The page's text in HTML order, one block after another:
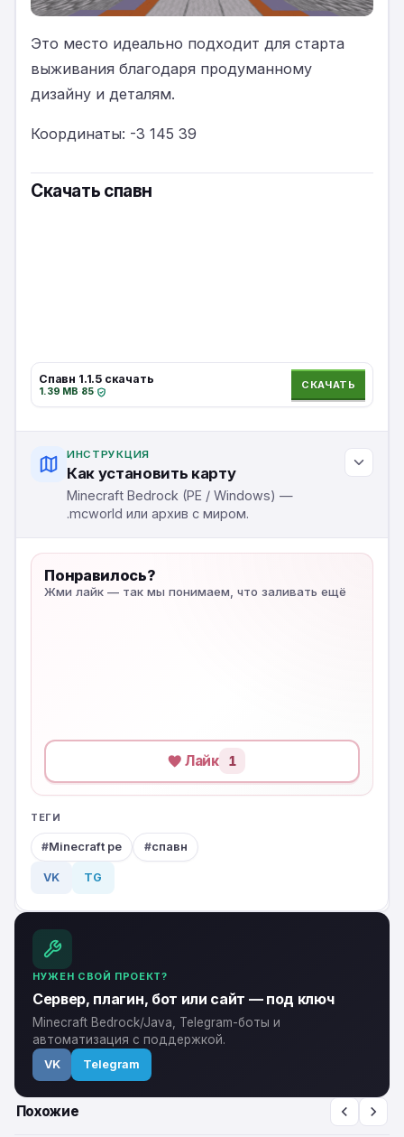
Это место идеально подходит для старта
выживания благодаря продуманному
дизайну и деталям.
Координаты: -3 145 39
Скачать спавн
Спавн 1.1.5 скачать
1.39 MB·85·
СКАЧАТЬ
ИНСТРУКЦИЯ
Как установить карту
Minecraft Bedrock (PE / Windows) —
.mcworld или архив с миром.
Понравилось?
Жми лайк — так мы понимаем, что заливать ещё
Лайк 1
ТЕГИ
Minecraft pe спавн
VK TG
НУЖЕН СВОЙ ПРОЕКТ?
Сервер, плагин, бот или сайт — под ключ
Minecraft Bedrock/Java, Telegram-боты и
автоматизация с поддержкой.
VK Telegram
Похожие